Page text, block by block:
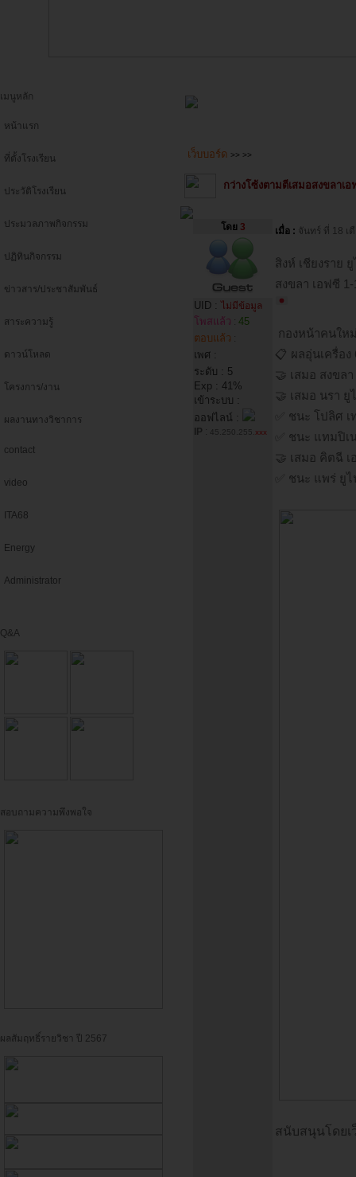
เมนูหลัก
หน้าแรก
ที่ตั้งโรงเรียน
ประวัติโรงเรียน
ประมวลภาพกิจกรรม
ปฏิทินกิจกรรม
ข่าวสาร/ประชาสัมพันธ์
สาระความรู้
ดาวน์โหลด
โครงการ/งาน
ผลงานทางวิชาการ
contact
video
ITA68
Energy
Administrator
Q&A
สอบถามความพึงพอใจ
ผลสัมฤทธิ์รายวิชา ปี 2567
เว็บบอร์ด >> >>
กว่างโซ้งตามตีเสมอสงขลาเ
โดย3
UID : ไม่มีข้อมูล
โพสแล้ว : 45
ตอบแล้ว :
เพศ :
ระดับ : 5
Exp : 41%
เข้าระบบ :
ออฟไลน์ :
IP : 45.250.255. xxx
เมื่อ : จันทร์ ที่ 18
สิงห์ เชียงราย
สงขลา เอฟซี
กองหน้าคนให
📋 ผลอุ่นเครื่อง
🤝 เสมอ สงขล
🤝 เสมอ นรา ยู
✅ ชนะ โปลิศ เ
✅ ชนะ แทมปิเ
🤝 เสมอ คิตฉี เ
✅ ชนะ แพร่ ยู
สนับสนุนโดยเ